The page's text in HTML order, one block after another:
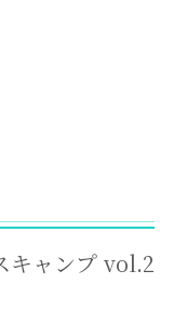
キャンプ vol.2